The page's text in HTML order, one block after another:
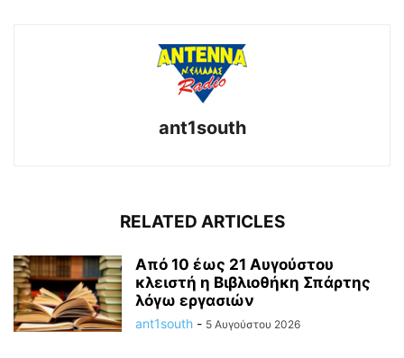
ant1south
RELATED ARTICLES
Από 10 έως 21 Αυγούστου
κλειστή η Βιβλιοθήκη Σπάρτης
λόγω εργασιών
ant1south - 5 Αυγούστου 2026